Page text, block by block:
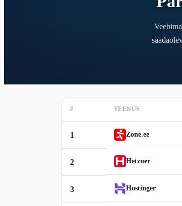
# TEENUS
1 Zone.ee
2 Hetzner
3 Hostinger